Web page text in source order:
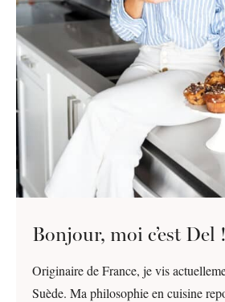
Bonjour, moi c’est Del !
Originaire de France, je vis
Suède. Ma philosophie en cuisine